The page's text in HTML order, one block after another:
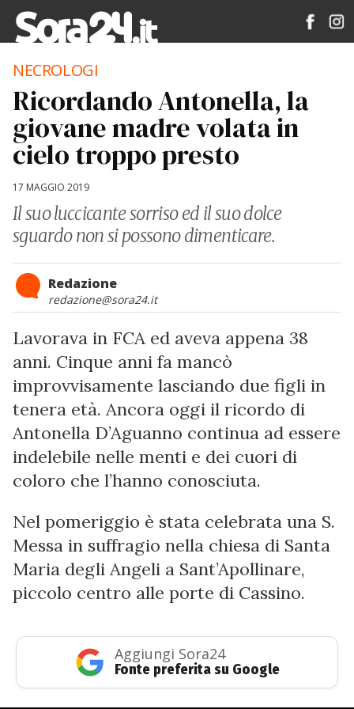
NECROLOGI
Ricordando Antonella, la
giovane madre volata in
cielo troppo presto
17 MAGGIO 2019
Il suo luccicante sorriso ed il suo dolce
sguardo non si possono dimenticare.
Redazione
redazione@sora24.it
Lavorava in FCA ed aveva appena 38
anni. Cinque anni fa mancò
improvvisamente lasciando due figli in
tenera età. Ancora oggi il ricordo di
Antonella D’Aguanno continua ad essere
indelebile nelle menti e dei cuori di
coloro che l’hanno conosciuta.
Nel pomeriggio è stata celebrata una S.
Messa in suffragio nella chiesa di Santa
Maria degli Angeli a Sant’Apollinare,
piccolo centro alle porte di Cassino.
Aggiungi Sora24
Fonte preferita su Google